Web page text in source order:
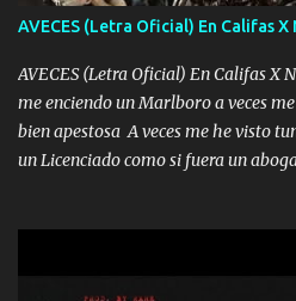
tú mi mal moviendo tu silueta no
tan especial por eso es que me
te acerque nadie porque solo yo
AVECES (Letra Oficial) En Califas
AVECES (Letra Oficial) En Califas X
me enciendo un Marlboro a veces
bien apestosa A veces me he visto
un Licenciado como si fuera un
corriente no quieren verte subir de